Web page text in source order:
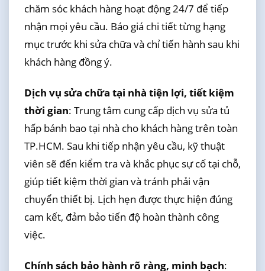
chăm sóc khách hàng hoạt động 24/7 để tiếp
nhận mọi yêu cầu. Báo giá chi tiết từng hạng
mục trước khi sửa chữa và chỉ tiến hành sau khi
khách hàng đồng ý.
Dịch vụ sửa chữa tại nhà tiện lợi, tiết kiệm
thời gian: Trung tâm cung cấp dịch vụ sửa tủ
hấp bánh bao tại nhà cho khách hàng trên toàn
TP.HCM. Sau khi tiếp nhận yêu cầu, kỹ thuật
viên sẽ đến kiểm tra và khắc phục sự cố tại chỗ,
giúp tiết kiệm thời gian và tránh phải vận
chuyển thiết bị. Lịch hẹn được thực hiện đúng
cam kết, đảm bảo tiến độ hoàn thành công
việc.
Chính sách bảo hành rõ ràng, minh bạch: